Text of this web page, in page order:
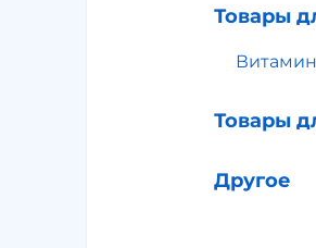
Товары
Товары
Другое